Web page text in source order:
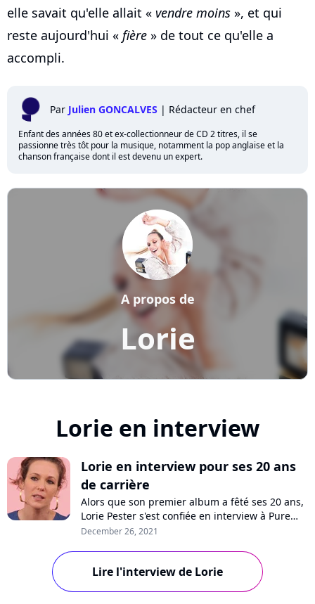
elle savait qu'elle allait « vendre moins », et qui
reste aujourd'hui « fière » de tout ce qu'elle a
accompli.
Par Julien GONCALVES | Rédacteur en chef
Enfant des années 80 et ex-collectionneur de CD 2 titres, il se
passionne très tôt pour la musique, notamment la pop anglaise et la
chanson française dont il est devenu un expert.
Lorie
A propos de
Lorie en interview
Lorie en interview pour ses 20 ans
de carrière
Alors que son premier album a fêté ses 20 ans,
Lorie Pester s'est confiée en interview à Pure
Charts pour raconter son parcours, de
passant par le succès, ses stratégies, son
couple avec Billy Crawford et son virage
artistique. Retour sur une carrière pas comme
December 26, 2021
Lire l'interview de Lorie